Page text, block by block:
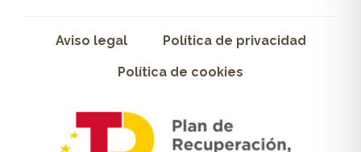
Aviso legal Política de privacidad
Política de cookies